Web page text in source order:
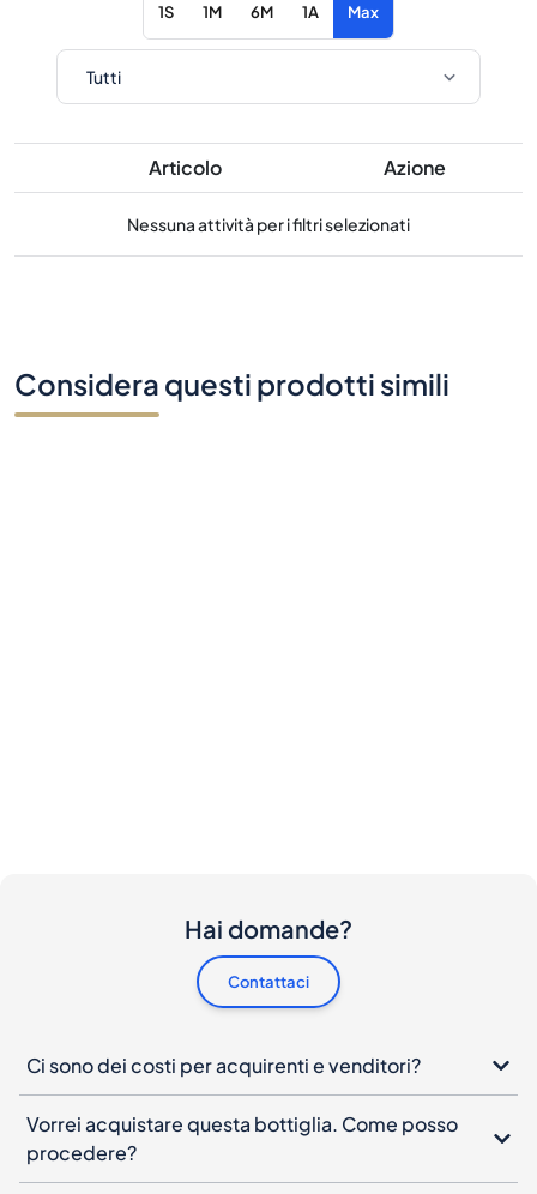
1S 1M 6M 1A Max
Articolo Azione
Nessuna attività per i filtri selezionati
Considera questi prodotti simili
Hai domande?
Contattaci
Ci sono dei costi per acquirenti e venditori?
Vorrei acquistare questa bottiglia. Come posso
procedere?